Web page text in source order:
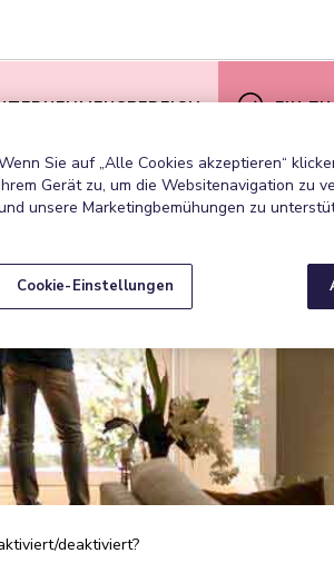
EIN
deaktiviert?
Sie auf „Alle Cookies akzeptieren“
Gerät zu, um die Websitenavigation zu
unsere Marketingbemühungen zu
Cookie-Einstellungen